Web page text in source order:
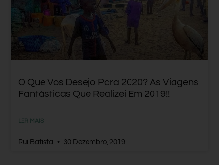
O Que Vos Desejo Para 2020? As Viagens
Fantásticas Que Realizei Em 2019!!
LER MAIS
Rui Batista 30 Dezembro, 2019